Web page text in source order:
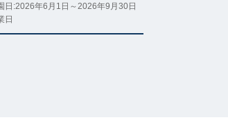
日:2026年6月1日～2026年9月30日
日